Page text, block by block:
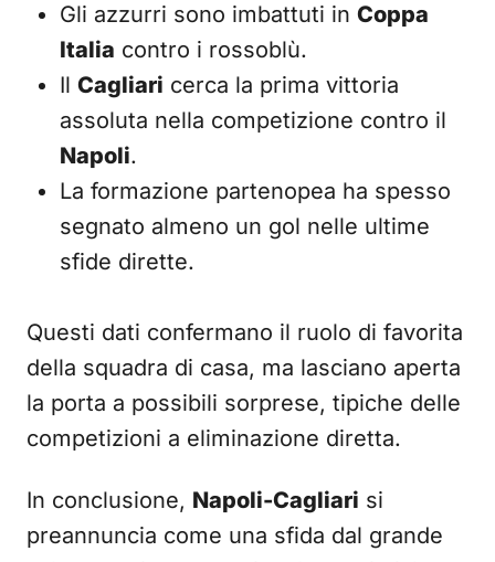
Gli azzurri sono imbattuti in Coppa
Italia contro i rossoblù.
Il Cagliari cerca la prima vittoria
assoluta nella competizione contro il
Napoli.
La formazione partenopea ha spesso
segnato almeno un gol nelle ultime
sfide dirette.
Questi dati confermano il ruolo di favorita
della squadra di casa, ma lasciano aperta
la porta a possibili sorprese, tipiche delle
competizioni a eliminazione diretta.
In conclusione, Napoli-Cagliari si
preannuncia come una sfida dal grande